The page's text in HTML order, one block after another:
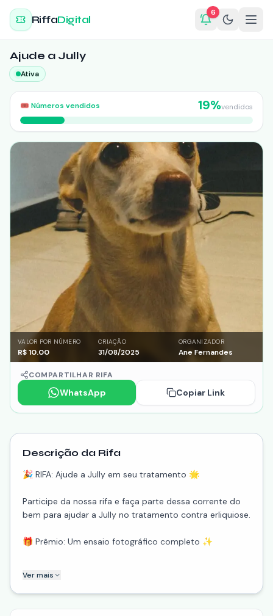
RiffaDigital
6
Ajude a Jully
Ativa
🎟️ Números vendidos 19%vendidos
VALOR POR NÚMERO
R$10.00
CRIAÇÃO
31/08/2025
ORGANIZADOR
Ane Fernandes
COMPARTILHAR RIFA
WhatsApp Copiar Link
Descrição da Rifa
🎉 RIFA: Ajude a Jully em seu tratamento 🌟
Participe da nossa rifa e faça parte dessa corrente do
bem para ajudar a Jully no tratamento contra erliquiose.
🎁 Prêmio: Um ensaio fotográfico completo ✨
diretamente para o tratamento da Jully. Cada
participação é um passo a mais rumo ao sucesso dessa
Ver mais